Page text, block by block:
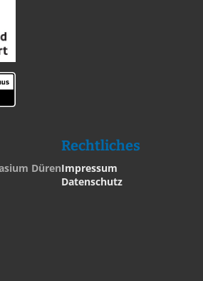
Düren
Rechtliches
Impressum
Datenschutz